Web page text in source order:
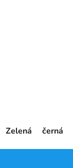
Zelená černá